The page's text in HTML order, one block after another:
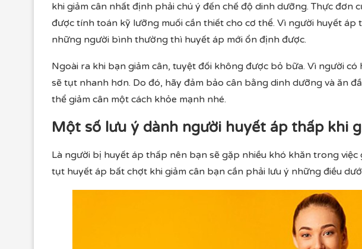
khi giảm cân nhất định phải chú ý đến chế độ dinh dưỡng. Thực đơn
được tính toán kỹ lưỡng muối cần thiết cho cơ thể. Vì người huyết áp
những người bình thường thì huyết áp mới ổn định được.
Ngoài ra khi bạn giảm cân, tuyệt đối không được bỏ bữa. Vì người
sẽ tụt nhanh hơn. Do đó, hãy đảm bảo cân bằng dinh dưỡng và ăn
thể giảm cân một cách khỏe mạnh nhé.
Một số lưu ý dành người huyết áp thấp khi
Là người bị huyết áp thấp nên bạn sẽ gặp nhiều khó khăn trong
tụt huyết áp bất chợt khi giảm cân bạn cần phải lưu ý những điều